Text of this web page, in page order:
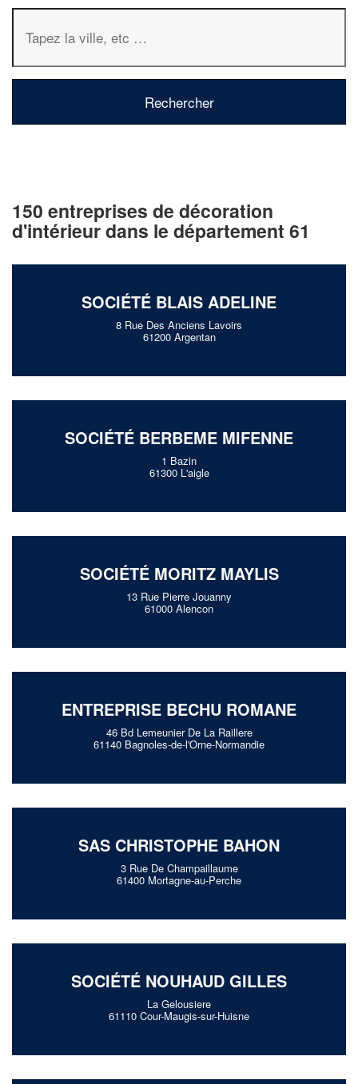
150 entreprises de décoration
d'intérieur dans le département 61
SOCIÉTÉ BLAIS ADELINE
8 Rue Des Anciens Lavoirs
61200 Argentan
SOCIÉTÉ BERBEME MIFENNE
1 Bazin
61300 L'aigle
SOCIÉTÉ MORITZ MAYLIS
13 Rue Pierre Jouanny
61000 Alencon
ENTREPRISE BECHU ROMANE
46 Bd Lemeunier De La Raillere
61140 Bagnoles-de-l'Orne-Normandie
SAS CHRISTOPHE BAHON
3 Rue De Champaillaume
61400 Mortagne-au-Perche
SOCIÉTÉ NOUHAUD GILLES
La Gelousiere
61110 Cour-Maugis-sur-Huisne